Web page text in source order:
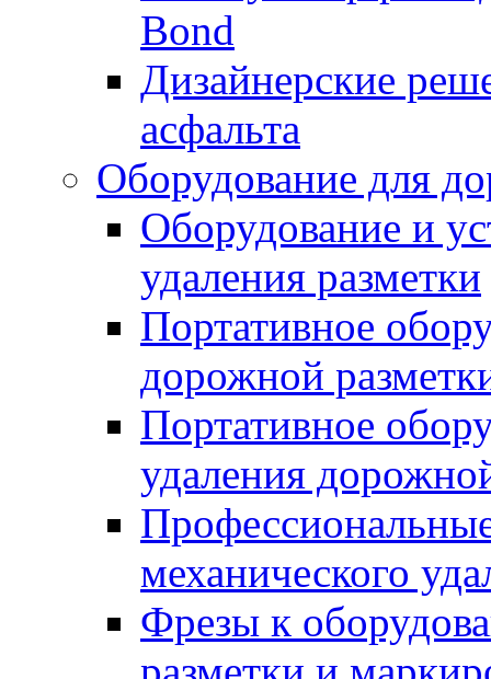
Bond
Дизайнерские
асфальта
Оборудование для
Оборудование и
удаления разметки
Портативное
дорожной
Портативное
удаления
механического
Фрезы к